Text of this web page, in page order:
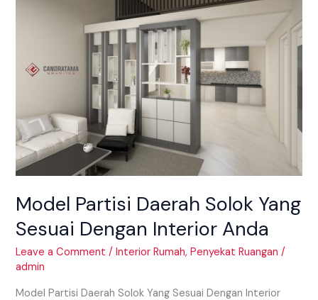
Model Partisi Daerah Solok Yang
Sesuai Dengan Interior Anda
Leave a Comment /Interior Rumah,Penyekat Ruangan /
admin
Model Partisi Daerah Solok Yang Sesuai Dengan Interior
Dengan